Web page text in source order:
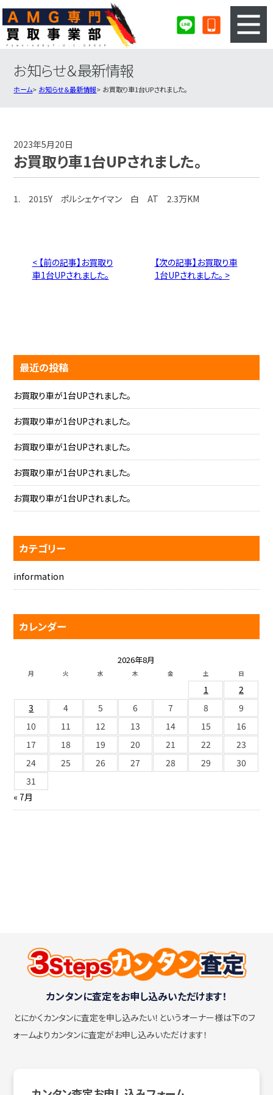
3ステップのカンタン査定
AMG買取実績
お知らせ＆最新情報
ホーム お知らせ＆最新情報 お買取り車1台UPされました。
2023年5月20日
お買取り車1台UPされました。
1. 2015Y ポルシェケイマン 白 AT 2.3万KM
< 【前の記事】お買取り
車1台UPされました。
【次の記事】お買取り車
1台UPされました。 >
最近の投稿
お買取り車が1台UPされました。
お買取り車が1台UPされました。
お買取り車が1台UPされました。
お買取り車が1台UPされました。
お買取り車が1台UPされました。
カテゴリー
information
カレンダー
2026年8月
月 火 水 木 金 土 日
1
2
3
4 5 6 7 8
9
10
11 12 13 14 15
16
17
18 19 20 21 22
23
24
25 26 27 28 29
30
31
« 7月
カンタンに査定をお申し込みいただけます！
とにかくカンタンに査定を申し込みたい！ というオーナー様は下のフ
ォームよりカンタンに査定がお申し込みいただけます！